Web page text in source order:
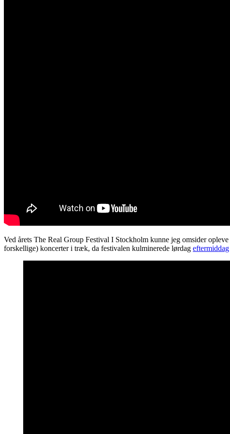
Ved årets The Real Group Festival I Stockholm kunne jeg omsider opleve
forskellige) koncerter i træk, da festivalen kulminerede lørdag eftermiddag